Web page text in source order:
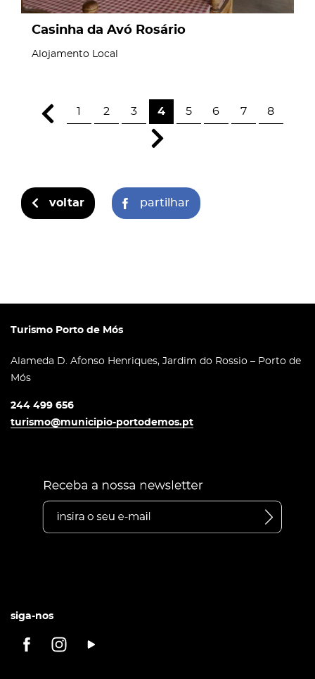
Casinha da Avó Rosário
Alojamento Local
1 2 3 4 5 6 7 8
voltar partilhar
Turismo Porto de Mós
Alameda D. Afonso Henriques, Jardim do Rossio – Porto de
Mós
244 499 656
turismo@municipio-portodemos.pt
siga-nos